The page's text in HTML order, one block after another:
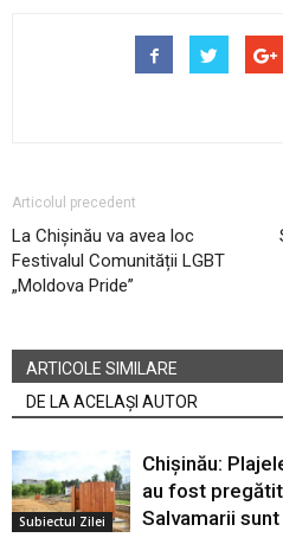
Articolul precedent
La Chișinău va avea loc
Festivalul Comunității LGBT
„Moldova Pride”
ARTICOLE SIMILARE
DE LA ACELAȘI AUTOR
Subiectul Zilei
Chișinău:
au fost
Salvamarii